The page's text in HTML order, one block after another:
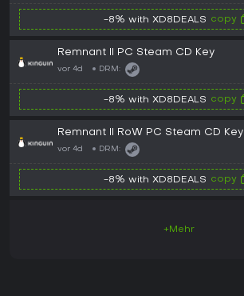
-8% with XD8DEALS copy
Remnant II PC Steam CD Key
vor 4d DRM:
-8% with XD8DEALS copy
Remnant II RoW PC Steam CD Key
vor 4d DRM:
-8% with XD8DEALS copy
+Mehr